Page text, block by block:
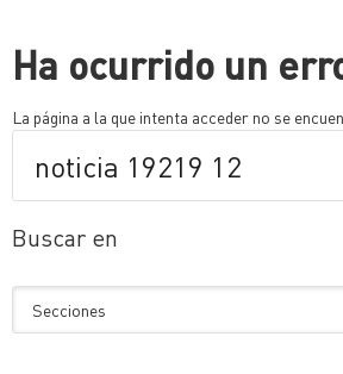
Ha ocurrido un
La página a la que intenta acceder no se
Buscar en